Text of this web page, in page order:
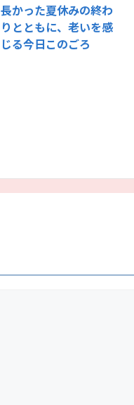
長かった夏休みの終わ
りとともに、老いを感
じる今日このごろ